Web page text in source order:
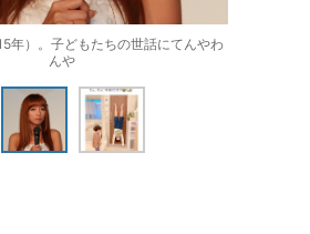
年）。子どもたちの世話にてんやわ
んや